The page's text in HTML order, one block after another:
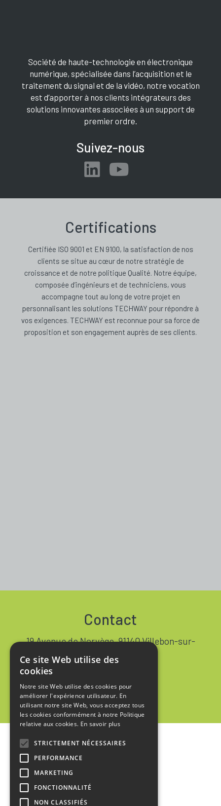
Société de haute-technologie en électronique
numérique, spécialisée dans l’acquisition et le
traitement du signal et de la vidéo, notre vocation
est d’apporter à nos clients intégrateurs des
solutions innovantes associées à un support de
premier ordre.
Suivez-nous
Certifications
Certifiée ISO 9001 et EN 9100, la satisfaction de nos
clients se situe au cœur de notre stratégie de
croissance et de notre politique Qualité. Notre équipe,
composée d’ingénieurs et de techniciens, vous
accompagne tout au long de votre projet en
personnalisant les solutions TECHWAY pour répondre à
vos exigences. TECHWAY est reconnue pour sa force de
proposition et son engagement auprès de ses clients.
Contact
19 Avenue de Norvège, 91140 Villebon-sur-
+33 1 64 53 37 90
Contact
Accueil
Politique de Confidentialité
Ce site Web utilise des
cookies
Notre site Web utilise des cookies pour
améliorer l'expérience utilisateur. En
utilisant notre site Web, vous acceptez tous
les cookies conformément à notre Politique
relative aux cookies. En savoir plus
STRICTEMENT NÉCESSAIRES
PERFORMANCE
MARKETING
FONCTIONNALITÉ
NON CLASSIFIÉS